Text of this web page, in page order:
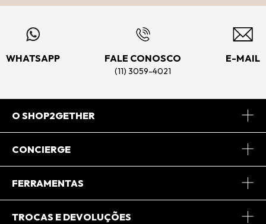
WHATSAPP FALE CONOSCO
(11) 3059-4021
E-MAIL
O SHOP2GETHER
Sobre Nós
CONCIERGE
Central de Relacionamento
FERRAMENTAS
Minha Conta
TROCAS E DEVOLUÇÕES